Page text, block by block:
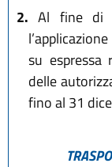
2. Al fine di
su espressa
delle
fino al 31